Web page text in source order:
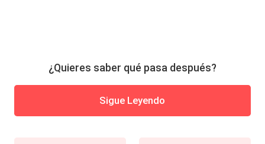
¿Quieres saber qué pasa después?
Sigue Leyendo